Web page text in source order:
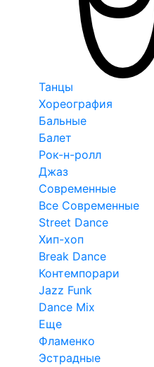
Танцы
Хореография
Бальные
Балет
Рок-н-ролл
Джаз
Современные
Все Современные
Street Dance
Хип-хоп
Break Dance
Контемпорари
Jazz Funk
Dance Mix
Еще
Фламенко
Эстрадные